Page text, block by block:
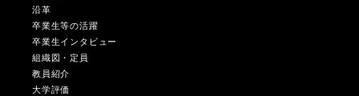
沿革
卒業生等の活躍
卒業生インタビュー
組織図・定員
教員紹介
大学評価